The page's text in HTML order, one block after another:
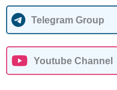
Telegram Group
Youtube Channel